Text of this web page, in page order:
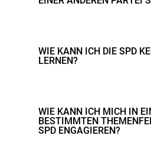
WIE KANN ICH DIE SPD
LERNEN?
WIE KANN ICH MICH IN
BESTIMMTEN
SPD ENGAGIEREN?